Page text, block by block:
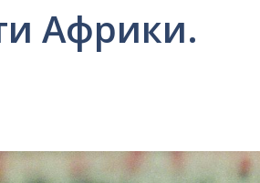
Африки.